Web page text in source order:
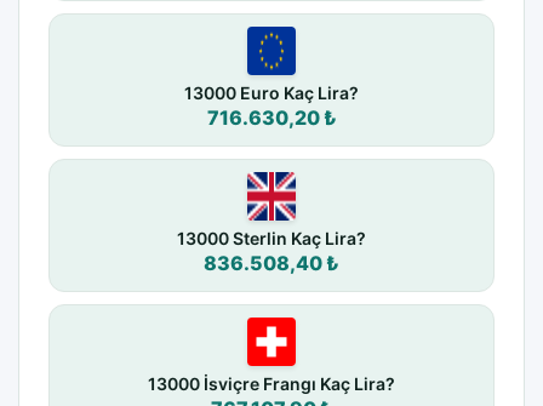
13000 Euro Kaç Lira?
716.630,20 ₺
13000 Sterlin Kaç Lira?
836.508,40 ₺
13000 İsviçre Frangı Kaç Lira?